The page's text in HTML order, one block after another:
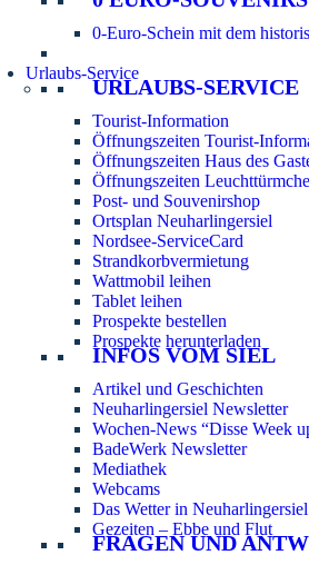
0-Euro-Schein mit dem
Urlaubs-Service
URLAUBS-SERVICE
Tourist-Information
Öffnungszeiten Tourist-
Öffnungszeiten Haus des
Öffnungszeiten
Post- und Souvenirshop
Ortsplan Neuharlingersiel
Nordsee-ServiceCard
Strandkorbvermietung
Wattmobil leihen
Tablet leihen
Prospekte bestellen
Prospekte herunterladen
INFOS VOM SIEL
Artikel und Geschichten
Neuharlingersiel Newsletter
Wochen-News “Disse Week
BadeWerk Newsletter
Mediathek
Webcams
Das Wetter in Neuharlingersiel
Gezeiten – Ebbe und Flut
FRAGEN UND